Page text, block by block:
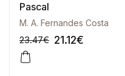
Pascal
M. A. Fernandes Costa
23.47€ 21.12€